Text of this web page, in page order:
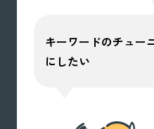
キーワードのチュー
にしたい